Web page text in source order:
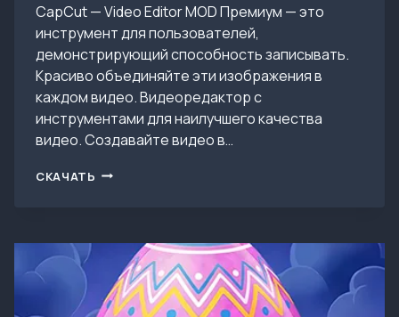
CapCut — Video Editor MOD Премиум — это
инструмент для пользователей,
демонстрирующий способность записывать.
Красиво объединяйте эти изображения в
каждом видео. Видеоредактор с
инструментами для наилучшего качества
видео. Создавайте видео в…
СКАЧАТЬ СКАЧАТЬ
EDITOR
V17.9.0
MOD
(ПРЕМИУМ
РАЗБЛОКИРОВАН)